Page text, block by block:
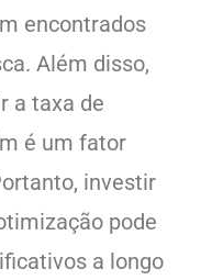
encontrados
Além disso,
a taxa de
é um fator
investir
pode
a longo